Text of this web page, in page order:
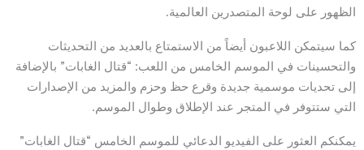
الظهور على لوحة المتصدرين العالمية.
كما سيتمكن اللاعبون أيضاً من الاستمتاع بالعديد من التحديثات
والتحسينات في الموسم الخامس من اللعب: “قتال الغابات” بالإضافة
إلى تحديات موسمية جديدة وقرع حظ وحزم والمزيد من الإصدارات
التي ستتوفر في المتجر عند الإطلاق وطوال الموسم.
يمكنكم العثور على الفيديو الدعائي للموسم الخامس “قتال الغابات”